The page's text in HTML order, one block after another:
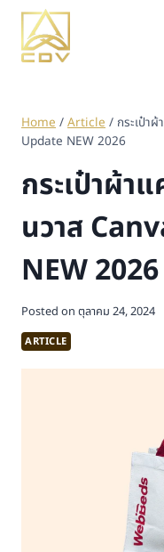
Home / Article / กระเป๋า
Update NEW 2026
กระเป๋าผ้า
นวาส
NEW 2026
Posted on ตุลาคม 24, 2024
ARTICLE